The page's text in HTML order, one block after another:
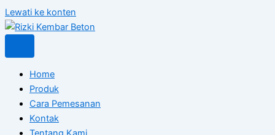
Lewati ke konten
Home
Produk
Cara Pemesanan
Kontak